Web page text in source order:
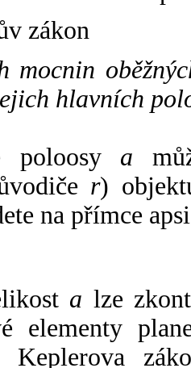
zákon
mocnin
hlavních
poloosy a
r)
na přímce
a lze
elementy